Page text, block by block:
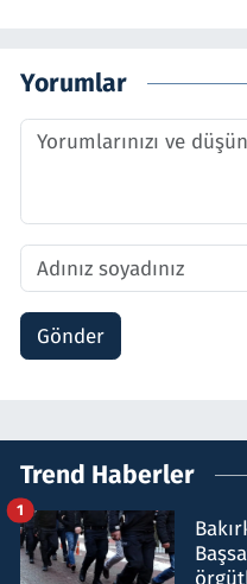
Yorumlar
Gönder
Trend Haberler
1